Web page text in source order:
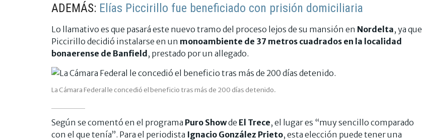
ADEMÁS: Elías Piccirillo fue beneficiado con prisión domiciliaria
Lo llamativo es que pasará este nuevo tramo del proceso lejos de su mansión en Nordelta, ya que
Piccirillo decidió instalarse en un monoambiente de 37 metros cuadrados en la localidad
bonaerense de Banfield, prestado por un allegado.
La Cámara Federal le concedió el beneficio tras más de 200 días detenido.
Según se comentó en el programa Puro Showde El Trece, el lugar es “muy sencillo comparado
con el que tenía”. Para el periodista Ignacio González Prieto, esta elección puede tener una